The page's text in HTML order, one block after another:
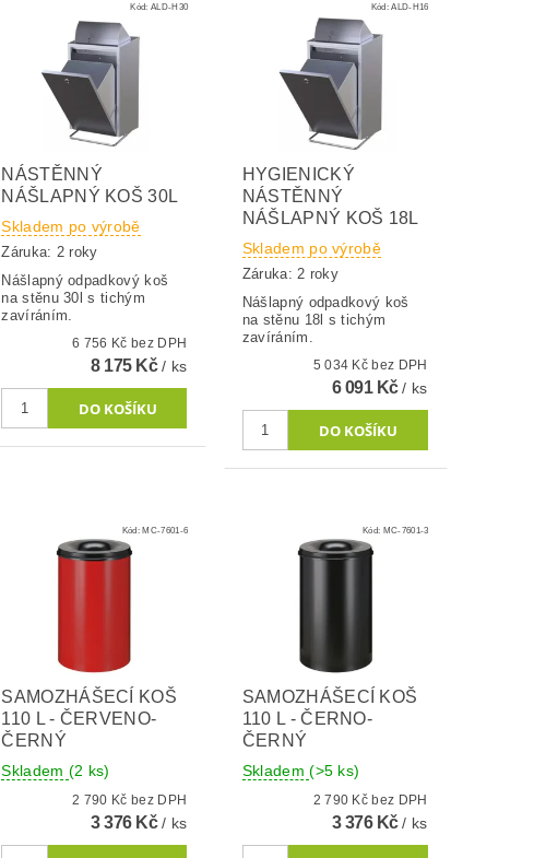
Kód: ALD-H30
NÁSTĚNNÝ
NÁŠLAPNÝ KOŠ 30L
Skladem po výrobě
Záruka: 2 roky
Nášlapný odpadkový koš
na stěnu 30l s tichým
zavíráním.
6 756 Kč bez DPH
8 175 Kč/ ks
Kód:ALD-H16
HYGIENICKÝ
NÁSTĚNNÝ
NÁŠLAPNÝ KOŠ 18L
Skladem po výrobě
Záruka: 2 roky
Nášlapný odpadkový koš
na stěnu 18l s tichým
zavíráním.
5 034 Kč bez DPH
6 091 Kč/ ks
Kód:MC-7601-6
SAMOZHÁŠECÍ KOŠ
110 L - ČERVENO-
ČERNÝ
Skladem (2 ks)
2 790 Kč bez DPH
3 376 Kč/ ks
Kód: MC-7601-3
SAMOZHÁŠECÍ KOŠ
110 L - ČERNO-
ČERNÝ
Skladem(>5 ks)
2 790 Kč bez DPH
3 376 Kč/ ks